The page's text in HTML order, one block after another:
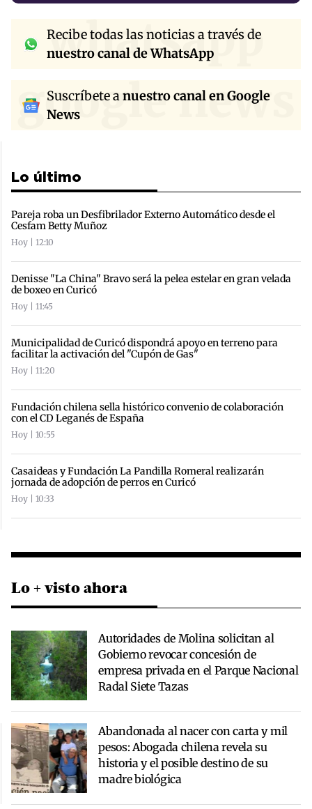
whatsapp
Recibe todas las noticias a través de
nuestro canal de WhatsApp
google news
Suscríbete anuestro canal en Google
News
Lo último
Pareja roba un Desfibrilador Externo Automático desde el
Cesfam Betty Muñoz
Hoy | 12:10
Denisse "La China" Bravo será la pelea estelar en gran velada
de boxeo en Curicó
Hoy | 11:45
Municipalidad de Curicó dispondrá apoyo en terreno para
facilitar la activación del "Cupón de Gas"
Hoy | 11:20
Fundación chilena sella histórico convenio de colaboración
con el CD Leganés de España
Hoy | 10:55
Casaideas y Fundación La Pandilla Romeral realizarán
jornada de adopción de perros en Curicó
Hoy | 10:33
Lo + visto ahora
Autoridades de Molina solicitan al
Gobierno revocar concesión de
empresa privada en el Parque Nacional
Radal Siete Tazas
Abandonada al nacer con carta y mil
pesos: Abogada chilena revela su
historia y el posible destino de su
madre biológica